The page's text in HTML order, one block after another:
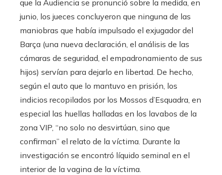
que la Audiencia se pronunció sobre la medida, en
junio, los jueces concluyeron que ninguna de las
maniobras que había impulsado el exjugador del
Barça (una nueva declaración, el análisis de las
cámaras de seguridad, el empadronamiento de sus
hijos) servían para dejarlo en libertad. De hecho,
según el auto que lo mantuvo en prisión, los
indicios recopilados por los Mossos d’Esquadra, en
especial las huellas halladas en los lavabos de la
zona VIP, “no solo no desvirtúan, sino que
confirman” el relato de la víctima. Durante la
investigación se encontró líquido seminal en el
interior de la vagina de la víctima.